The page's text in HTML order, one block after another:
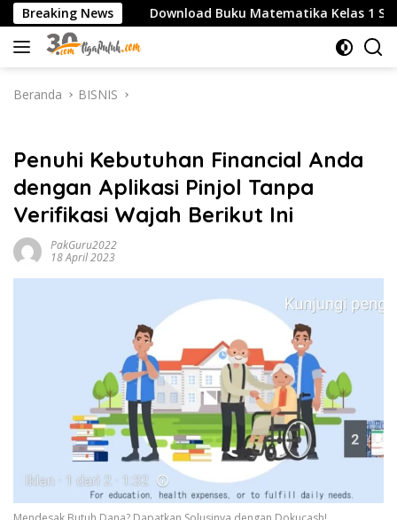
Langsung
ke
konten
Breaking NewsDownload Buku Matematika Kelas 1 SD Penerbit
Beranda BISNIS
Penuhi Kebutuhan Financial Anda
dengan Aplikasi Pinjol Tanpa
Verifikasi Wajah Berikut Ini
PakGuru2022
18 April 2023